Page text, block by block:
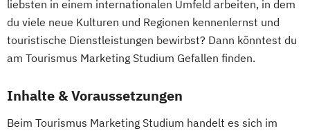
liebsten in einem internationalen Umfeld arbeiten, in dem
du viele neue Kulturen und Regionen kennenlernst und
touristische Dienstleistungen bewirbst? Dann könntest du
am Tourismus Marketing Studium Gefallen finden.
Inhalte & Voraussetzungen
Beim Tourismus Marketing Studium handelt es sich im